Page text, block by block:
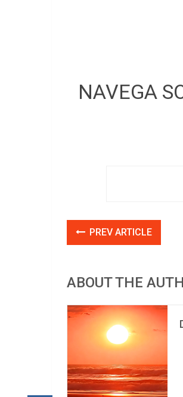
NAVEGA
PREV ARTICLE
ABOUT THE